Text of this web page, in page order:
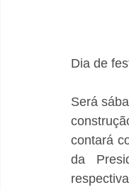
Dia de
Será
contará
da